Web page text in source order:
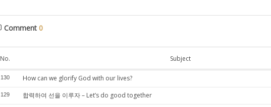
Comment 0
No. Subject
130 How can we glorify God with our lives?
129 합력하여 선을 이루자 – Let’s do good together